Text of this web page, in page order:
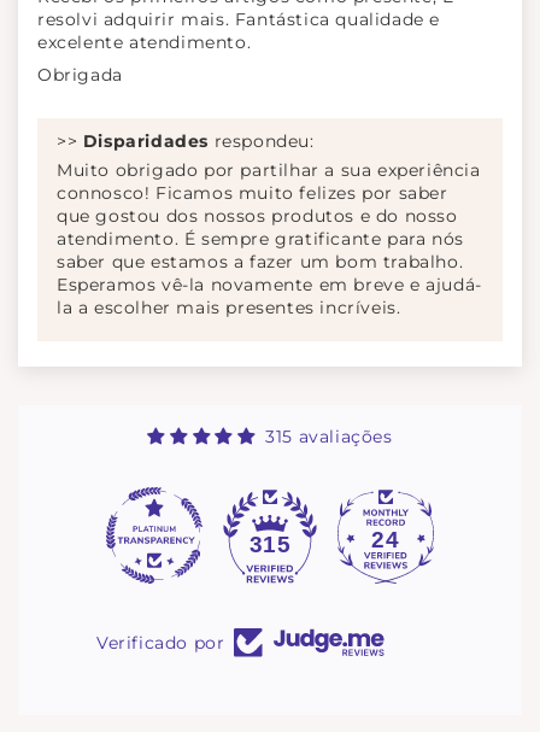
resolvi adquirir mais. Fantástica qualidade e
excelente atendimento.
Obrigada
>> Disparidades respondeu:
Muito obrigado por partilhar a sua experiência
connosco! Ficamos muito felizes por saber
que gostou dos nossos produtos e do nosso
atendimento. É sempre gratificante para nós
saber que estamos a fazer um bom trabalho.
Esperamos vê-la novamente em breve e ajudá-
la a escolher mais presentes incríveis.
315 avaliações
315 24
Verificado por